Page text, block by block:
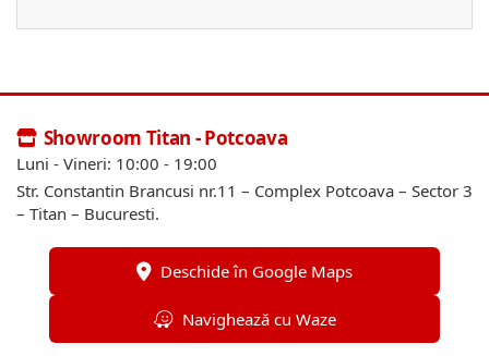
Showroom Titan - Potcoava
Luni - Vineri: 10:00 - 19:00
Str. Constantin Brancusi nr.11 – Complex Potcoava – Sector 3
– Titan – Bucuresti.
Deschide în Google Maps
Navighează cu Waze